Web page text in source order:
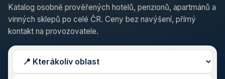
Katalog osobně prověřených hotelů, penzionů, apartmánů a
vinných sklepů po celé ČR. Ceny bez navýšení, přímý
kontakt na provozovatele.